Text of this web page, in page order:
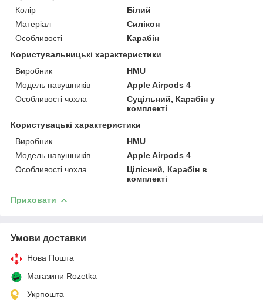
Колір
Білий
Матеріал
Силікон
Особливості
Карабін
Користувальницькі характеристики
Виробник
HMU
Модель навушників
Apple Airpods 4
Особливості чохла
Суцільний, Карабін у
комплекті
Користувацькi характеристики
Виробник
HMU
Модель навушників
Apple Airpods 4
Особливості чохла
Цілісний, Карабін в
комплекті
Приховати
Умови доставки
Нова Пошта
Магазини Rozetka
Укрпошта